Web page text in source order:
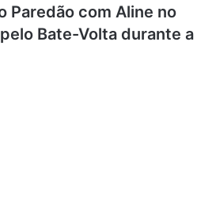
Paredão com Aline no
Bate-Volta durante a